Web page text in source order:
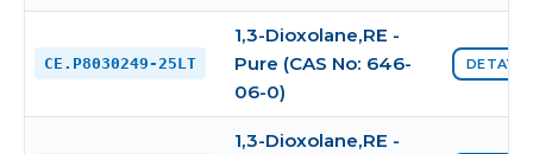
CE.P8030249-25LT
1,3-Dioxolane,RE -
Pure (CAS No: 646-
06-0)
DETAYI
1,3-Dioxolane,RE -